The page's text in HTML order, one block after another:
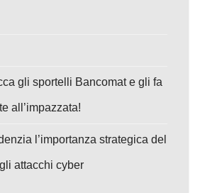
gli sportelli Bancomat e gli fa
all’impazzata!
l’importanza strategica del
attacchi cyber